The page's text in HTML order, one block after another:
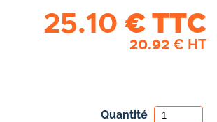
25.10 € TTC
20.92 € HT
Quantité